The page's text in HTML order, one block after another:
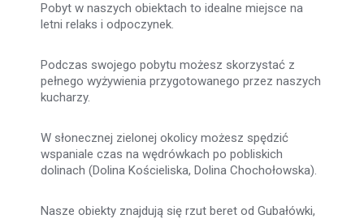
Pobyt w naszych obiektach to idealne miejsce na
letni relaks i odpoczynek.
Podczas swojego pobytu możesz skorzystać z
pełnego wyżywienia przygotowanego przez naszych
kucharzy.
W słonecznej zielonej okolicy możesz spędzić
wspaniale czas na wędrówkach po pobliskich
dolinach (Dolina Kościeliska, Dolina Chochołowska).
Nasze obiekty znajdują się rzut beret od Gubałówki,